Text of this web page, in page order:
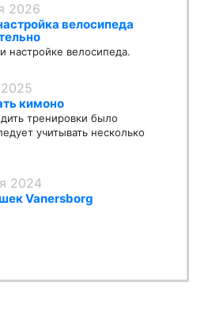
2026
велосипеда
настройке велосипеда.
кимоно
тренировки было
учитывать несколько
2024
Vanersborg